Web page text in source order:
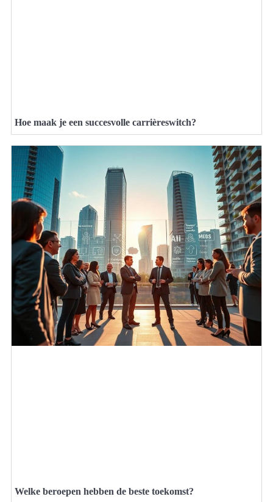
Hoe maak je een succesvolle carrièreswitch?
Welke beroepen hebben de beste toekomst?